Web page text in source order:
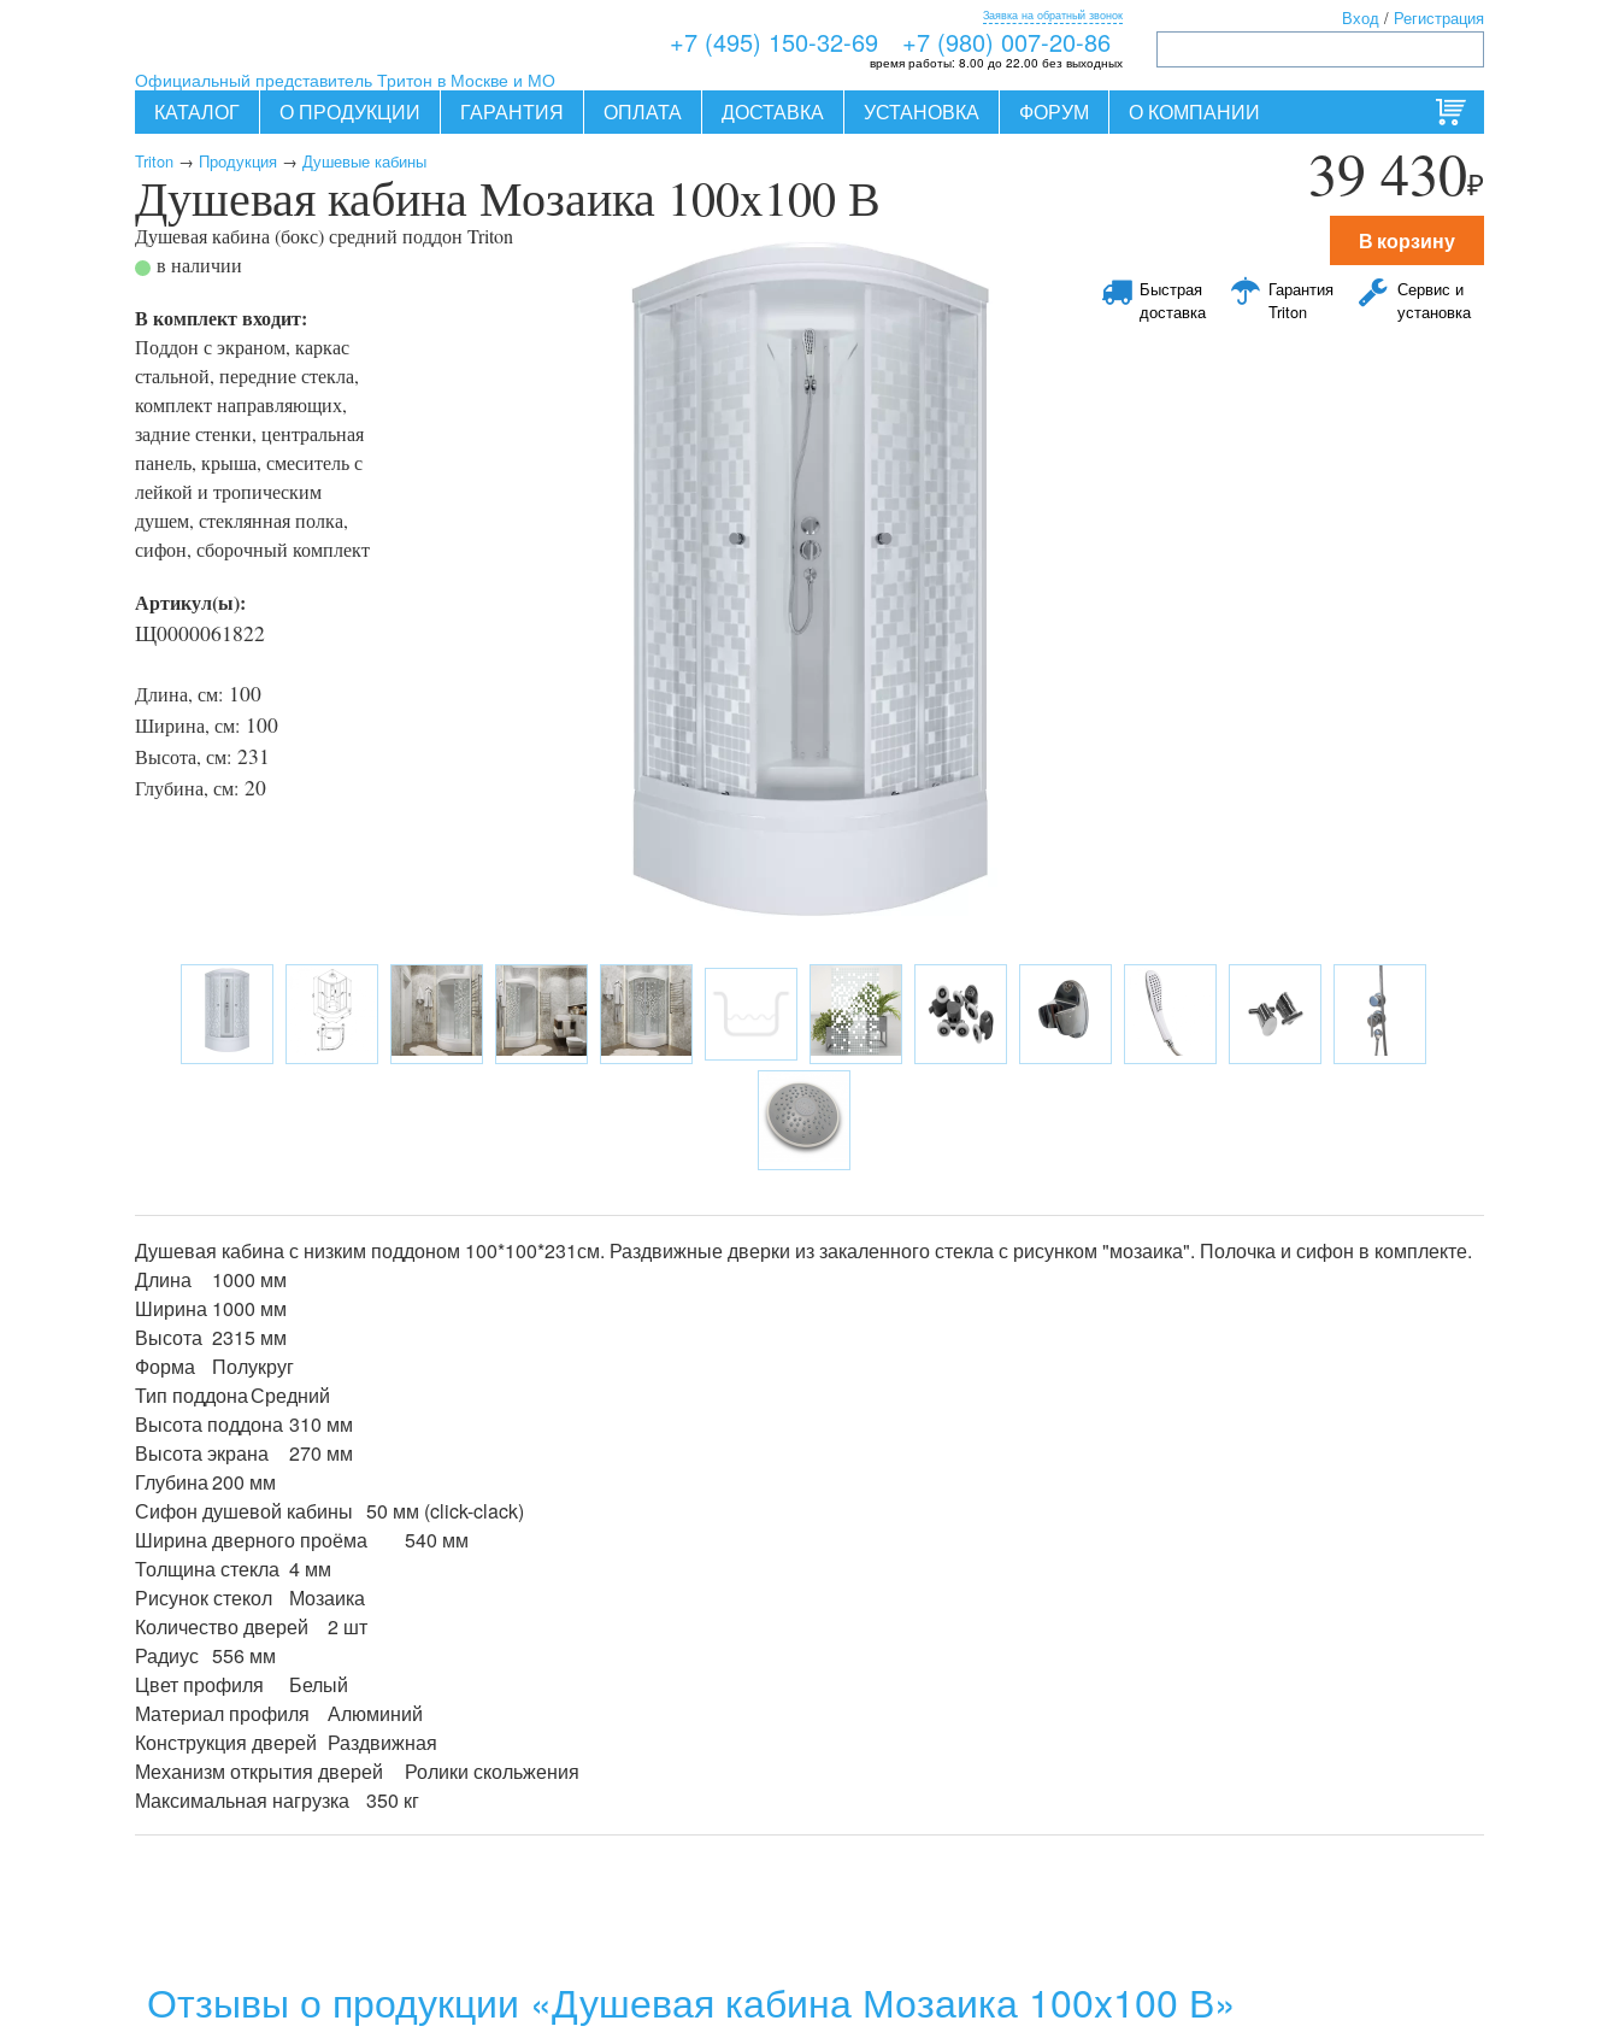
Официальный представитель Тритон в Москве и МО
+7 (495) 150-32-69 +7 (980) 007-20-86
Заявка на обратный звонок
время работы: 8.00 до 22.00 без выходных
Вход / Регистрация
КАТАЛОГ О ПРОДУКЦИИ ГАРАНТИЯ ОПЛАТА ДОСТАВКА УСТАНОВКА ФОРУМ О КОМПАНИИ
Triton → Продукция → Душевые кабины
Душевая кабина Мозаика 100x100 В
Душевая кабина (бокс) средний поддон Triton
в наличии
В комплект входит:
Поддон с экраном, каркас
стальной, передние стекла,
комплект направляющих,
задние стенки, центральная
панель, крыша, смеситель с
лейкой и тропическим
душем, стеклянная полка,
сифон, сборочный комплект
Артикул(ы):
Щ0000061822
Длина, см: 100
Ширина, см: 100
Высота, см: 231
Глубина, см: 20
39 430₽
В корзину
Быстрая
доставка
Гарантия
Triton
Сервис и
установка
Душевая кабина с низким поддоном 100*100*231см. Раздвижные дверки из закаленного стекла с рисунком "мозаика". Полочка и сифон в комплекте.
Длина	1000 мм
Ширина	1000 мм
Высота	2315 мм
Форма	Полукруг
Тип поддона	Средний
Высота поддона	310 мм
Высота экрана	270 мм
Глубина	200 мм
Сифон душевой кабины	50 мм (click-clack)
Ширина дверного проёма	540 мм
Толщина стекла	4 мм
Рисунок стекол	Мозаика
Количество дверей	2 шт
Радиус	556 мм
Цвет профиля	Белый
Материал профиля	Алюминий
Конструкция дверей	Раздвижная
Механизм открытия дверей	Ролики скольжения
Отзывы о продукции «Душевая кабина Мозаика 100x100 В»